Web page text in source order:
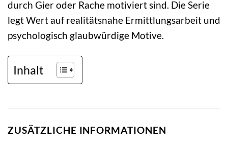
durch Gier oder Rache motiviert sind. Die Serie
legt Wert auf realitätsnahe Ermittlungsarbeit und
psychologisch glaubwürdige Motive.
Inhalt
ZUSÄTZLICHE INFORMATIONEN